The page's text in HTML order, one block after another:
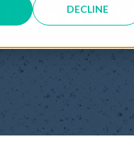
DECLINE
en la